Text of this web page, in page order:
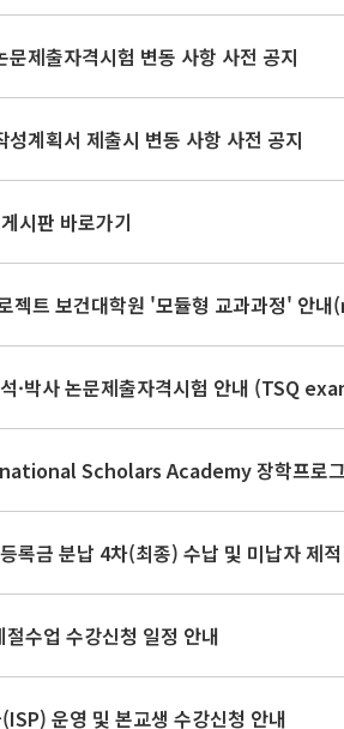
제출자격시험 변동 사항 사전 공지
계획서 제출시 변동 사항 사전 공지
시판 바로가기
젝트 보건대학원 '모듈형 교과과정' 안
Scholars Academy 장학프로그
록금 분납 4차(최종) 수납 및 미납자 제
수업 수강신청 일정 안내
운영 및 본교생 수강신청 안내